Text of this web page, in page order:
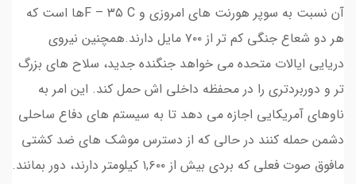
آن نسبت به سوپر هورنت های امروزی و F – ۳۵ Cها است که
هر دو شعاع جنگی کم تر از ۷۰۰ مایل دارند.همچنین نیروی
دریایی ایالات متحده می خواهد جنگنده جدید، سلاح های بزرگ
تر و دوربردتری را در محفظه داخلی اش حمل کند. این امر به
ناوهای آمریکایی اجازه می دهد تا به سیستم های دفاع ساحلی
دشمن حمله کنند در حالی که از دسترس موشک های ضد کشتی
مافوق صوت فعلی که بردی بیش از ۱,۶۰۰ کیلومتر دارند، دور بمانند.